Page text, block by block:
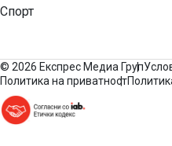
Спорт
© 2026 Експрес Медиа Груп
Политика на приватност